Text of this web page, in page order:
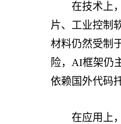
在技术上，“
片、工业控制
材料仍然受制
险，AI框架仍
依赖国外代码
在应用上，